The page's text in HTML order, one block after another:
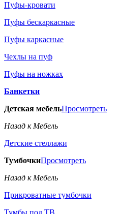
Пуфы-кровати
Пуфы бескаркасные
Пуфы каркасные
Чехлы на пуф
Пуфы на ножках
Банкетки
Детская мебельПросмотреть
Назад к Мебель
Детские стеллажи
ТумбочкиПросмотреть
Назад к Мебель
Прикроватные тумбочки
Тумбы под ТВ